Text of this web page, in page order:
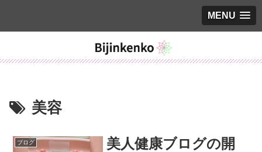
MENU
美容
ブログ
美人健康ブログの開